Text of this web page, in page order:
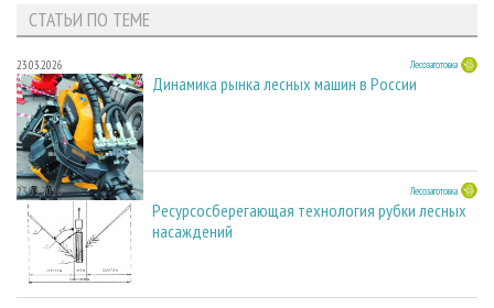
СТАТЬИ ПО ТЕМЕ
23.03.2026 Лесозаготовка
Динамика рынка лесных машин в России
23.03.2026 Лесозаготовка
Ресурсосберегающая технология рубки лесных
насаждений